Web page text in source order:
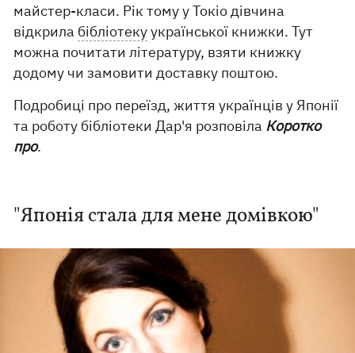
майстер-класи. Рік тому у Токіо дівчина
відкрила бібліотекуукраїнської книжки. Тут
можна почитати літературу, взяти книжку
додому чи замовити доставку поштою.
Подробиці про переїзд, життя українців у Японії
та роботу бібліотеки Дар'я розповіла Коротко
про.
"Японія стала для мене домівкою"